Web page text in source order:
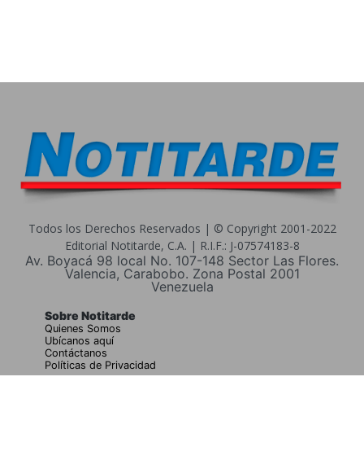
Todos los Derechos Reservados | © Copyright 2001-2022
Editorial Notitarde, C.A. | R.I.F.: J-07574183-8
Av. Boyacá 98 local No. 107-148 Sector Las Flores.
Valencia, Carabobo. Zona Postal 2001
Venezuela
Sobre Notitarde
Quienes Somos
Ubícanos aquí
Contáctanos
Políticas de Privacidad